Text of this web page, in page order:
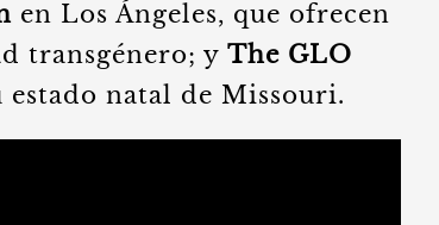
en Los Ángeles, que ofrecen
transgénero; y The GLO
estado natal de Missouri.